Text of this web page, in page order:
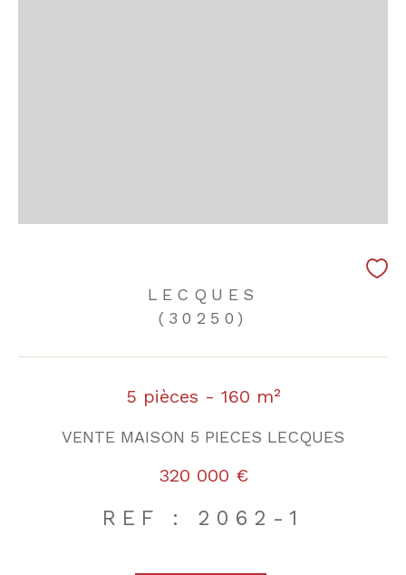
LECQUES
(30250)
5 pièces - 160 m²
VENTE MAISON 5 PIECES LECQUES
320 000 €
REF : 2062-1